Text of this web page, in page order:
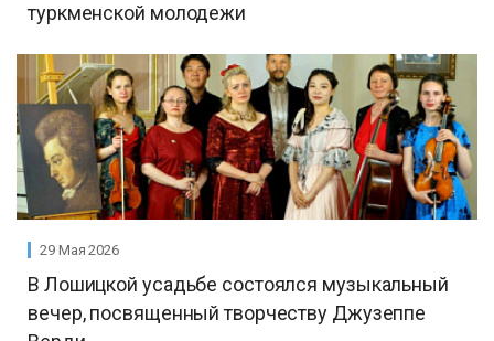
туркменской молодежи
29 Мая 2026
В Лошицкой усадьбе состоялся музыкальный
вечер, посвященный творчеству Джузеппе